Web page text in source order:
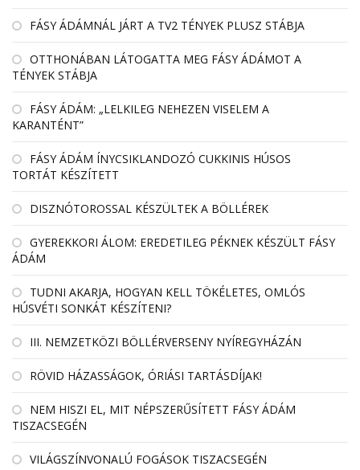
FÁSY ÁDÁMNÁL JÁRT A TV2 TÉNYEK PLUSZ STÁBJA
OTTHONÁBAN LÁTOGATTA MEG FÁSY ÁDÁMOT A
TÉNYEK STÁBJA
FÁSY ÁDÁM: „LELKILEG NEHEZEN VISELEM A
KARANTÉNT”
FÁSY ÁDÁM ÍNYCSIKLANDOZÓ CUKKINIS HÚSOS
TORTÁT KÉSZÍTETT
DISZNÓTOROSSAL KÉSZÜLTEK A BÖLLÉREK
GYEREKKORI ÁLOM: EREDETILEG PÉKNEK KÉSZÜLT FÁSY
ÁDÁM
TUDNI AKARJA, HOGYAN KELL TÖKÉLETES, OMLÓS
HÚSVÉTI SONKÁT KÉSZÍTENI?
III. NEMZETKÖZI BÖLLÉRVERSENY NYÍREGYHÁZÁN
RÖVID HÁZASSÁGOK, ÓRIÁSI TARTÁSDÍJAK!
NEM HISZI EL, MIT NÉPSZERŰSÍTETT FÁSY ÁDÁM
TISZACSEGÉN
VILÁGSZÍNVONALÚ FOGÁSOK TISZACSEGÉN